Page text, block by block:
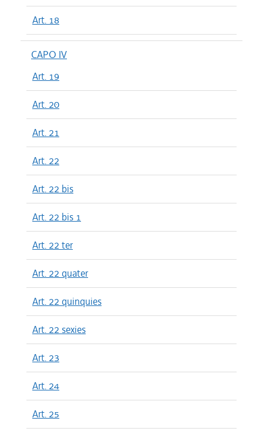
Art. 18
CAPO IV
Art. 19
Art. 20
Art. 21
Art. 22
Art. 22 bis
Art. 22 bis 1
Art. 22 ter
Art. 22 quater
Art. 22 quinquies
Art. 22 sexies
Art. 23
Art. 24
Art. 25